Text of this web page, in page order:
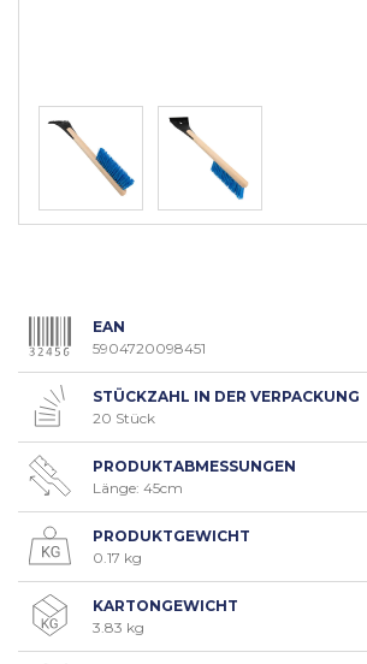
EAN
5904720098451
STÜCKZAHL IN DER VERPACKUNG
20 Stück
PRODUKTABMESSUNGEN
Länge: 45cm
PRODUKTGEWICHT
0.17 kg
KARTONGEWICHT
3.83 kg